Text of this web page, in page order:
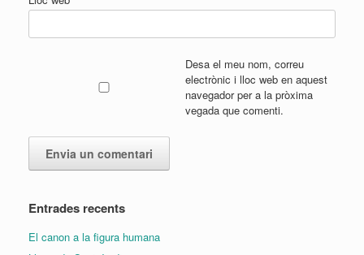
Desa el meu nom, correu
electrònic i lloc web en aquest
navegador per a la pròxima
vegada que comenti.
Entrades recents
El canon a la figura humana